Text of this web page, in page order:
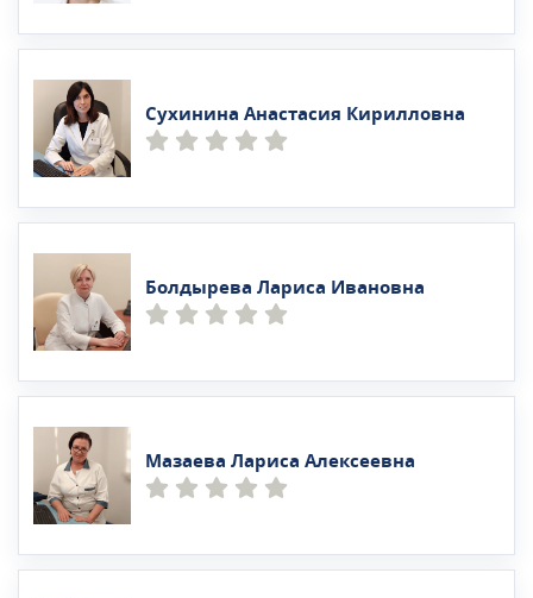
Сухинина Анастасия Кирилловна
Болдырева Лариса Ивановна
Мазаева Лариса Алексеевна